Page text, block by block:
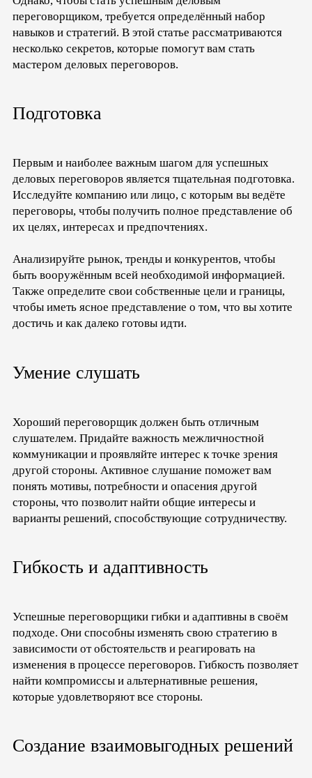
переговорщиком, требуется определённый набор
навыков и стратегий. В этой статье рассматриваются
несколько секретов, которые помогут вам стать
мастером деловых переговоров.
Подготовка
Первым и наиболее важным шагом для успешных
деловых переговоров является тщательная подготовка.
Исследуйте компанию или лицо, с которым вы ведёте
переговоры, чтобы получить полное представление об
их целях, интересах и предпочтениях.
Анализируйте рынок, тренды и конкурентов, чтобы
быть вооружённым всей необходимой информацией.
Также определите свои собственные цели и границы,
чтобы иметь ясное представление о том, что вы хотите
достичь и как далеко готовы идти.
Умение слушать
Хороший переговорщик должен быть отличным
слушателем. Придайте важность межличностной
коммуникации и проявляйте интерес к точке зрения
другой стороны. Активное слушание поможет вам
понять мотивы, потребности и опасения другой
стороны, что позволит найти общие интересы и
варианты решений, способствующие сотрудничеству.
Гибкость и адаптивность
Успешные переговорщики гибки и адаптивны в своём
подходе. Они способны изменять свою стратегию в
зависимости от обстоятельств и реагировать на
изменения в процессе переговоров. Гибкость позволяет
найти компромиссы и альтернативные решения,
которые удовлетворяют все стороны.
Создание взаимовыгодных решений